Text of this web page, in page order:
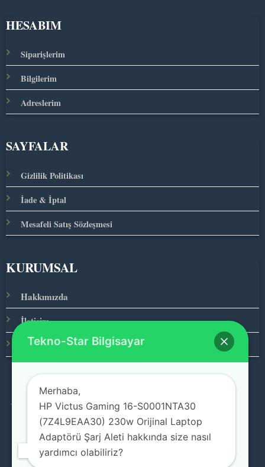
HESABIM
Siparişlerim
Bilgilerim
Adreslerim
SAYFALAR
Gizlilik Politikası
İade & İptal
Mesafeli Satış Sözleşmesi
KURUMSAL
Hakkımızda
İletişim
Ana Sayfa
© 2026 Teknolojinin Starı
Tekno-Star Bilgisayar
Merhaba,
HP Victus Gaming 16-S0001NTA30
(7Z4L9EAA30) 230w Orijinal Laptop
Adaptörü Şarj Aleti hakkında size nasıl
yardımcı olabiliriz?